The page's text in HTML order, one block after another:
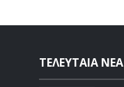
ΤΕΛΕΥΤΑΙΑ ΝΕΑ